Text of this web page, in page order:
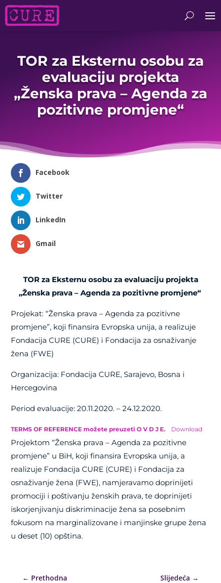
TOR za Eksternu osobu za
evaluaciju projekta
„Ženska prava – Agenda za
pozitivne promjene“
Facebook
Twitter
LinkedIn
Gmail
TOR za Eksternu osobu za evaluaciju projekta
„Ženska prava – Agenda za pozitivne promjene“
Projekat: “Ženska prava – Agenda za pozitivne
promjene”, koji finansira Evropska unija, a realizuje
Fondacija CURE (CURE) i Fondacija za osnaživanje
žena (FWE)
Organizacija: Fondacija CURE, Sarajevo, Bosna i
Hercegovina
Period evaluacije: 20.11.2020. – 24.12.2020.
TERMS OF REFERENCE možete preuzeti O V D J E. Download
Projektom “Ženska prava – Agenda za pozitivne
promjene” u BiH, koji finansira Evropska unija, a
realizuje Fondacija CURE (CURE) i Fondacija za
osnaživanje žena (FWE), namjeravamo doprinijeti
promociji i poštivanju ženskih prava, te doprinijeti
iskorjenjivanju diskriminacije žena sa posebnim
fokusom na marginalizovane i manjinske grupe žena
u deset (10) opština.
← Prethodna Slijedeća →